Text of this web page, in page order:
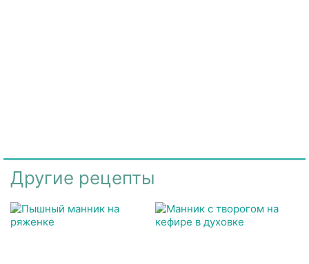
Другие рецепты